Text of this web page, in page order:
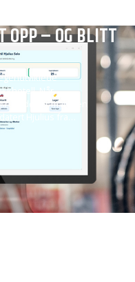
OPP – OG BLITT
Når
da døper man den
Hjulius fra…